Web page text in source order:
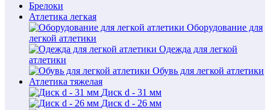
Брелоки
Атлетика легкая
Оборудование для
легкой атлетики
Одежда для легкой
атлетики
Обувь для легкой атлетики
Атлетика тяжелая
Диск d - 31 мм
Диск d - 26 мм